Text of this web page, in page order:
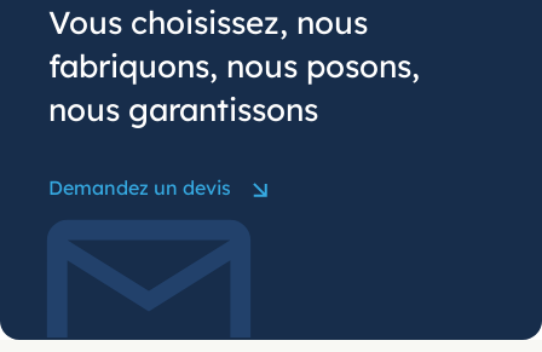
Demandez un devis
Vous choisissez, nous
fabriquons, nous posons,
nous garantissons